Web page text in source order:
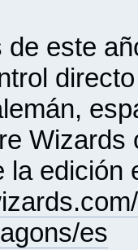
de este
la edición
es